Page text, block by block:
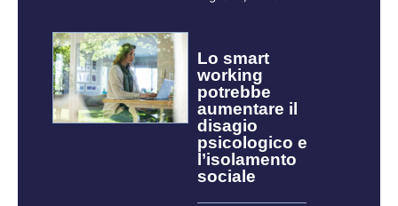
Lo smart
working
potrebbe
aumentare il
disagio
psicologico e
l’isolamento
sociale